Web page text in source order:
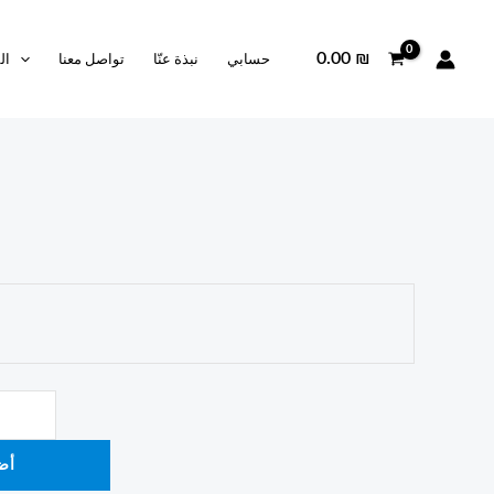
تواصل معنا نبذة عنّا حسابي 0.00 ₪